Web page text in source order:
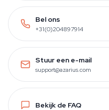
Bel ons
+31(0)204897914
Stuur een e-mail
support@azarius.com
Bekijk de FAQ